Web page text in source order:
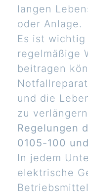
langen
oder Anlage.
Es ist
regelmäßige
beitragen
und die
zu
Regelungen
0105-100
In jedem
elektrische